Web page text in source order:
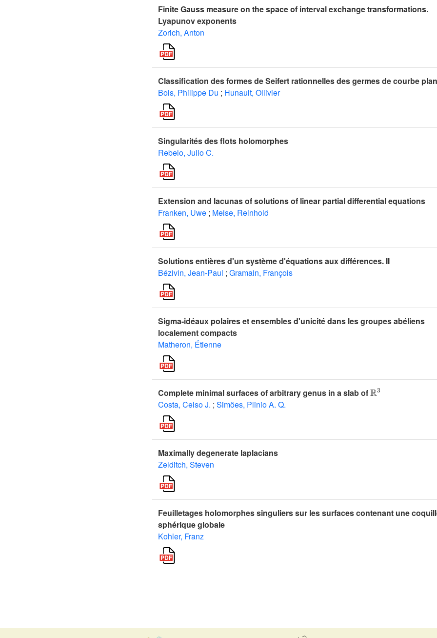
Finite Gauss measure on the space of interval exchange transformations.
Lyapunov exponents
Zorich, Anton
Classification des formes de Seifert rationnelles des germes de courbe
Bois, Philippe Du ; Hunault, Ollivier
Singularités des flots holomorphes
Rebelo, Julio C.
Extension and lacunas of solutions of linear partial differential equations
Franken, Uwe ; Meise, Reinhold
Solutions entières d'un système d'équations aux différences. II
Bézivin, Jean-Paul ; Gramain, François
Sigma-idéaux polaires et ensembles d'unicité dans les groupes abéliens
localement compacts
Matheron, Étienne
Complete minimal surfaces of arbitrary genus in a slab of
3
Costa, Celso J. ; Simöes, Plinio A. Q.
Maximally degenerate laplacians
Zelditch, Steven
Feuilletages holomorphes singuliers sur les surfaces contenant une
sphérique globale
Kohler, Franz